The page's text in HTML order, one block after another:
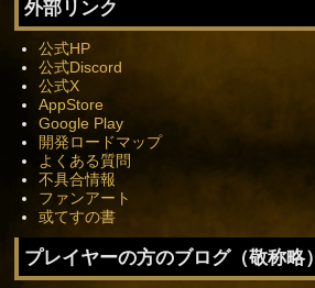
外部リンク
公式HP
公式Discord
公式X
AppStore
Google Play
開発ロードマップ
よくある質問
不具合情報
ファンアート
或てすの書
プレイヤーの方のブログ（敬称略）